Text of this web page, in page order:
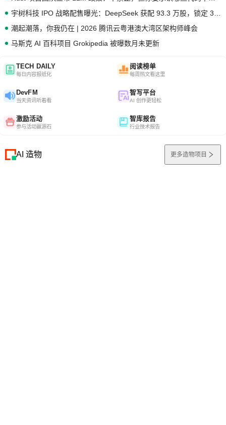
潮起潮落，你我仍在 | 2026 腾讯云粤港澳大湾区架构师峰会
马斯克 AI 百科项目 Grokipedia 被曝数月未更新
TECH DAILY
每日内容报纸化
阅读榜单
每周热文看这里
DevFM
当天资讯听着看
智写平台
AI 创作更轻松
激励活动
参与活动赢源石
智库报告
行业技术报告
AI 造物 更多造物项目